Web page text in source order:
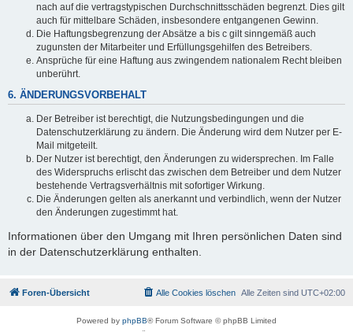
nach auf die vertragstypischen Durchschnittsschäden begrenzt. Dies gilt
auch für mittelbare Schäden, insbesondere entgangenen Gewinn.
Die Haftungsbegrenzung der Absätze a bis c gilt sinngemäß auch
zugunsten der Mitarbeiter und Erfüllungsgehilfen des Betreibers.
Ansprüche für eine Haftung aus zwingendem nationalem Recht bleiben
unberührt.
6. ÄNDERUNGSVORBEHALT
Der Betreiber ist berechtigt, die Nutzungsbedingungen und die
Datenschutzerklärung zu ändern. Die Änderung wird dem Nutzer per E-
Mail mitgeteilt.
Der Nutzer ist berechtigt, den Änderungen zu widersprechen. Im Falle
des Widerspruchs erlischt das zwischen dem Betreiber und dem Nutzer
bestehende Vertragsverhältnis mit sofortiger Wirkung.
Die Änderungen gelten als anerkannt und verbindlich, wenn der Nutzer
den Änderungen zugestimmt hat.
Informationen über den Umgang mit Ihren persönlichen Daten sind
in der Datenschutzerklärung enthalten.
Foren-Übersicht Alle Zeiten sind UTC+02:00
Alle Cookies löschen
Powered by phpBB® Forum Software © phpBB Limited